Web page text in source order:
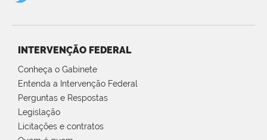
INTERVENÇÃO FEDERAL
Conheça o Gabinete
Entenda a Intervenção Federal
Perguntas e Respostas
Legislação
Licitações e contratos